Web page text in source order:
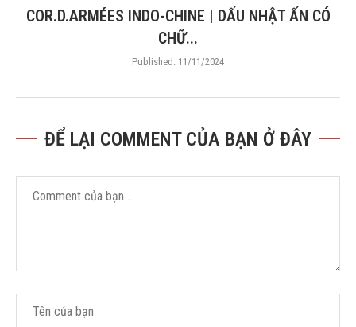
COR.D.ARMÉES INDO-CHINE | DẤU NHẬT ẤN CÓ
CHỮ...
Published: 11/11/2024
ĐỂ LẠI COMMENT CỦA BẠN Ở ĐÂY